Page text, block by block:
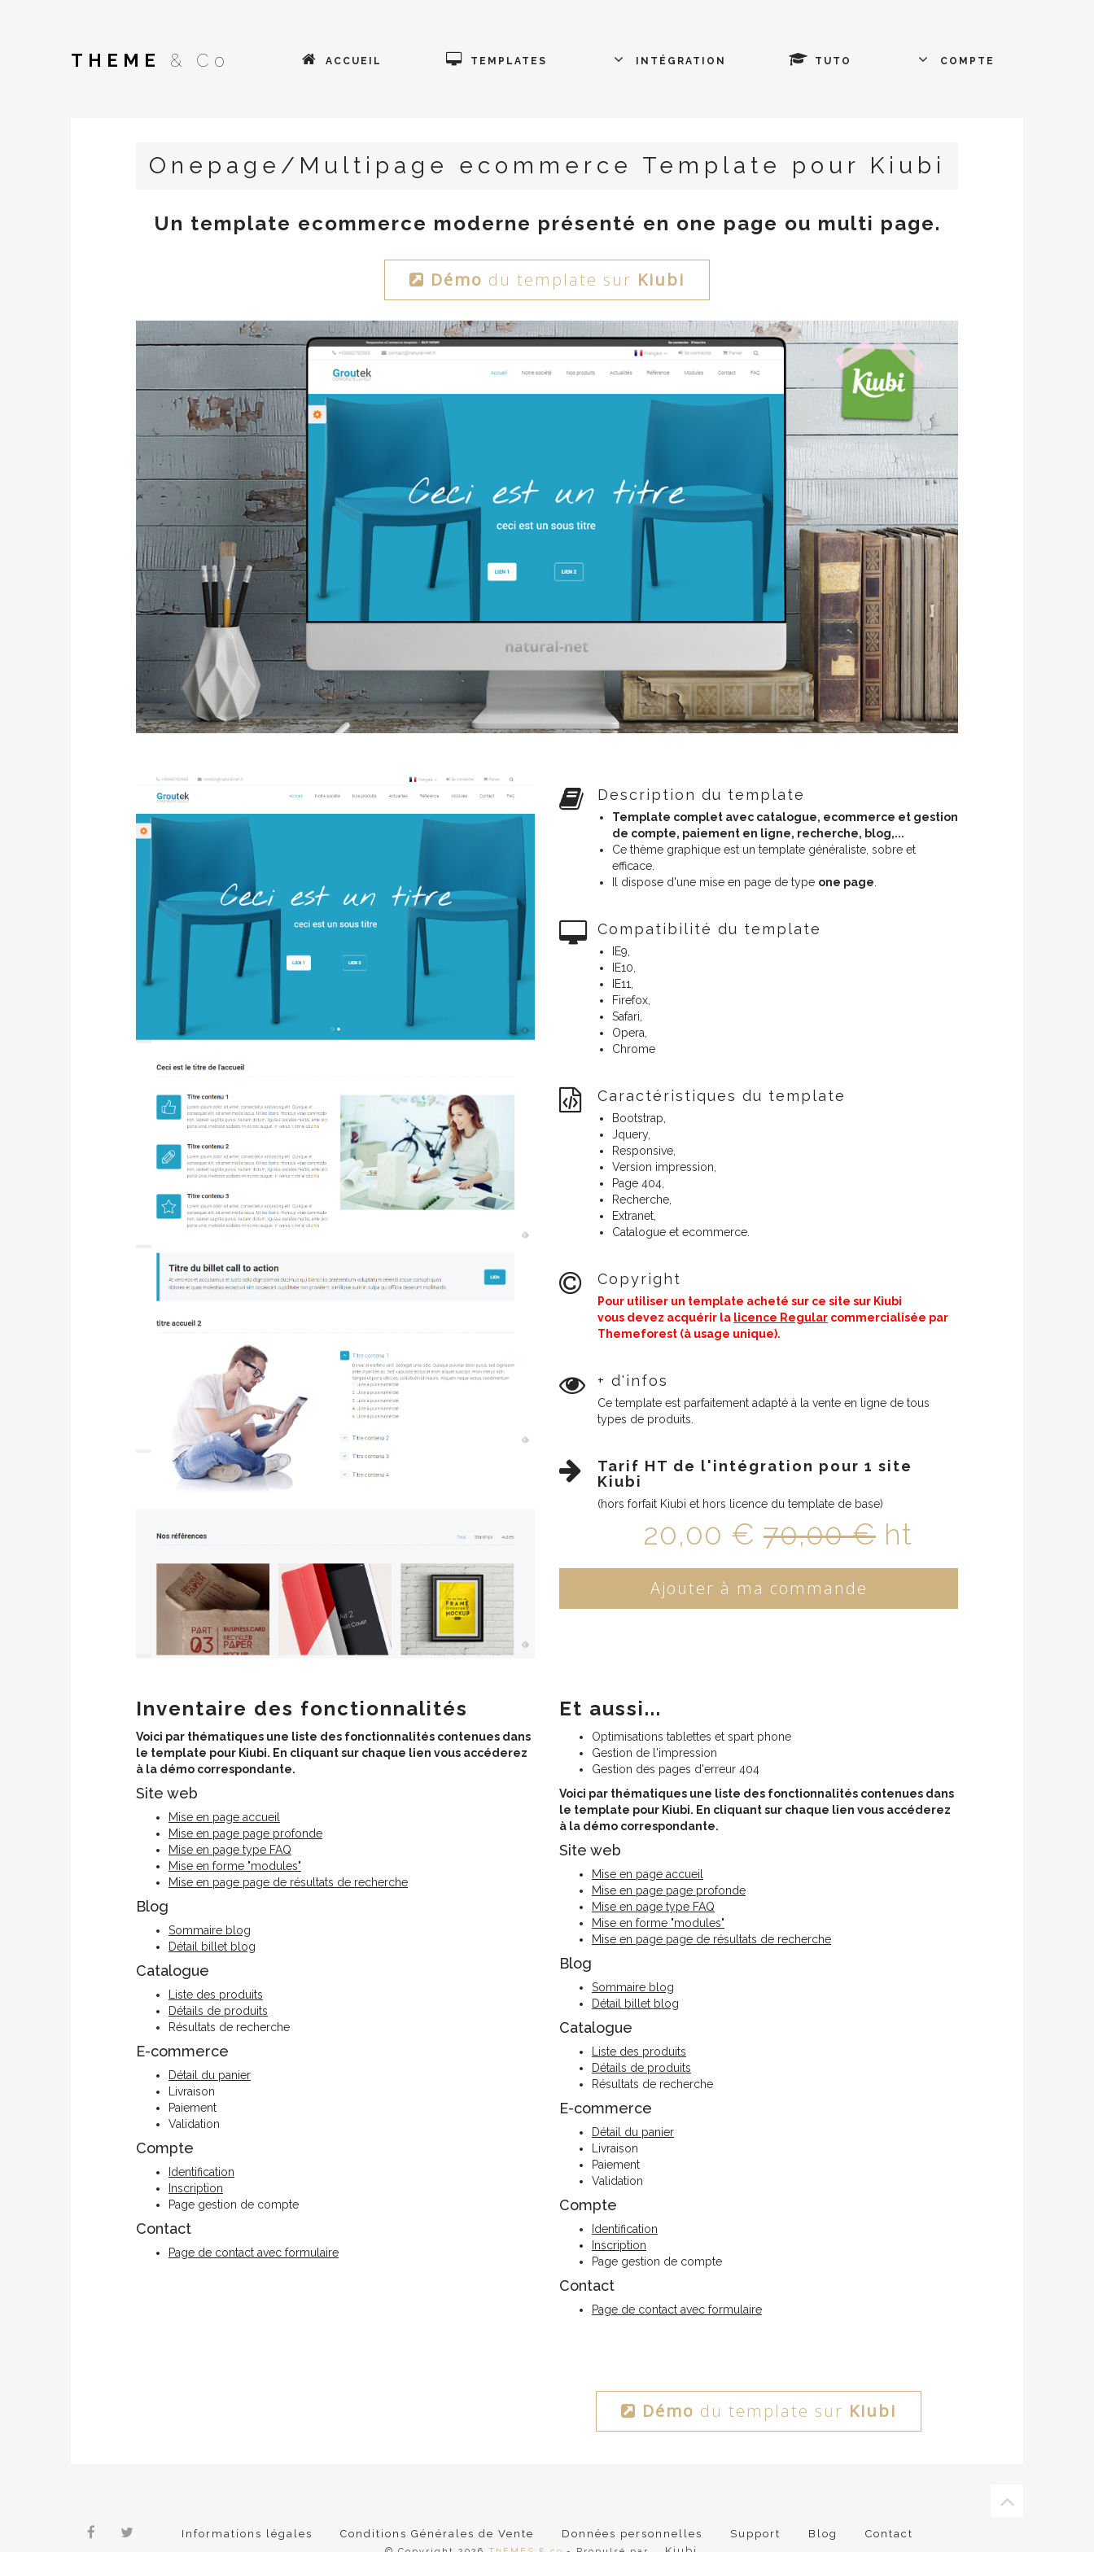
THEME & Co ACCUEIL TEMPLATES INTÉGRATION TUTO COMPTE
Onepage/Multipage ecommerce Template pour Kiubi
Un template ecommerce moderne présenté en one page ou multi page.
Démo du template sur Kiubi
Description du template
Template complet avec catalogue, ecommerce et gestion
de compte, paiement en ligne, recherche, blog,...
Ce thème graphique est un template généraliste, sobre et
efficace.
Il dispose d'une mise en page de type one page
Compatibilité du template
IE9,
IE10,
IE11,
Firefox,
Safari,
Opera,
Chrome
Caractéristiques du template
Bootstrap,
Jquery,
Responsive,
Version impression,
Page 404,
Recherche,
Extranet,
Catalogue et ecommerce.
Copyright
Pour utiliser un template acheté sur ce site sur Kiubi
vous devez acquérir la licence Regular commercialisée par
Themeforest (à usage unique).
+ d'infos
Ce template est parfaitement adapté à la vente en ligne de tous
types de produits.
Tarif HT de l'intégration pour 1 site
Kiubi
(hors forfait Kiubi et hors licence du template de base)
20,00 € 70,00 € ht
Inventaire des fonctionnalités
Voici par thématiques une liste des fonctionnalités contenues dans
le template pour Kiubi. En cliquant sur chaque lien vous accéderez
à la démo correspondante.
Site web
Mise en page accueil
Mise en page page profonde
Mise en page type FAQ
Mise en forme "modules"
Mise en page page de résultats de recherche
Blog
Sommaire blog
Détail billet blog
Catalogue
Liste des produits
Détails de produits
Résultats de recherche
E-commerce
Détail du panier
Livraison
Paiement
Validation
Compte
Identification
Inscription
Page gestion de compte
Contact
Page de contact avec formulaire
Et aussi...
Optimisations tablettes et spart phone
Gestion de l'impression
Gestion des pages d'erreur 404
Voici par thématiques une liste des fonctionnalités contenues dans
le template pour Kiubi. En cliquant sur chaque lien vous accéderez
à la démo correspondante.
Site web
Mise en page accueil
Mise en page page profonde
Mise en page type FAQ
Mise en forme "modules"
Mise en page page de résultats de recherche
Blog
Sommaire blog
Détail billet blog
Catalogue
Liste des produits
Détails de produits
Résultats de recherche
E-commerce
Détail du panier
Livraison
Paiement
Validation
Compte
Identification
Inscription
Page gestion de compte
Contact
Page de contact avec formulaire
Démo du template sur Kiubi
Informations légales Conditions Générales de Vente Données personnelles Support Blog Contact